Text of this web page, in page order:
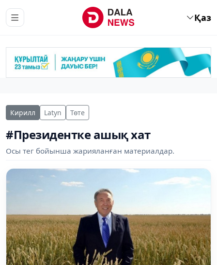
Қаз
Кирилл Latyn Төте
#Президентке ашық хат
Осы тег бойынша жарияланған материалдар.